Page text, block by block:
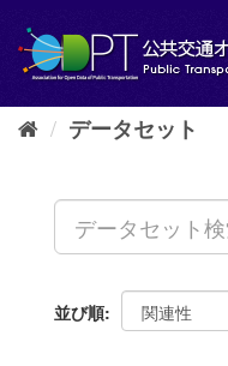
し
データセット
並び順